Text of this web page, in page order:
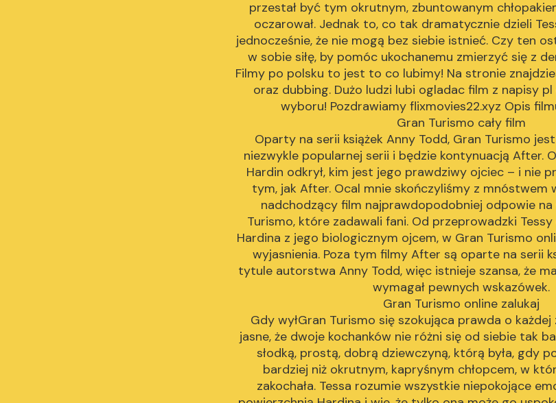
przestał być tym okrutnym, zbuntowanym
oczarował. Jednak to, co tak dramatycznie dzieli
jednocześnie, że nie mogą bez siebie istnieć. Czy ten
w sobie siłę, by pomóc ukochanemu zmierzyć się z
Filmy po polsku to jest to co lubimy! Na stronie
oraz dubbing. Dużo ludzi lubi ogladac film z napisy
wyboru! Pozdrawiamy flixmovies22.xyz Opis
Gran Turismo cały film
Oparty na serii książek Anny Todd, Gran Turismo
niezwykle popularnej serii i będzie kontynuacją After.
Hardin odkrył, kim jest jego prawdziwy ojciec – i nie
tym, jak After. Ocal mnie skończyliśmy z mnóstwem
nadchodzący film najprawdopodobniej odpowie
Turismo, które zadawali fani. Od przeprowadzki
Hardina z jego biologicznym ojcem, w Gran Turismo
wyjasnienia. Poza tym filmy After są oparte na serii
tytule autorstwa Anny Todd, więc istnieje szansa, że
wymagał pewnych wskazówek.
Gran Turismo online zalukaj
Gdy wyłGran Turismo się szokująca prawda o
jasne, że dwoje kochanków nie różni się od siebie tak
słodką, prostą, dobrą dziewczyną, którą była, gdy
bardziej niż okrutnym, kapryśnym chłopcem, w
zakochała. Tessa rozumie wszystkie niepokojące